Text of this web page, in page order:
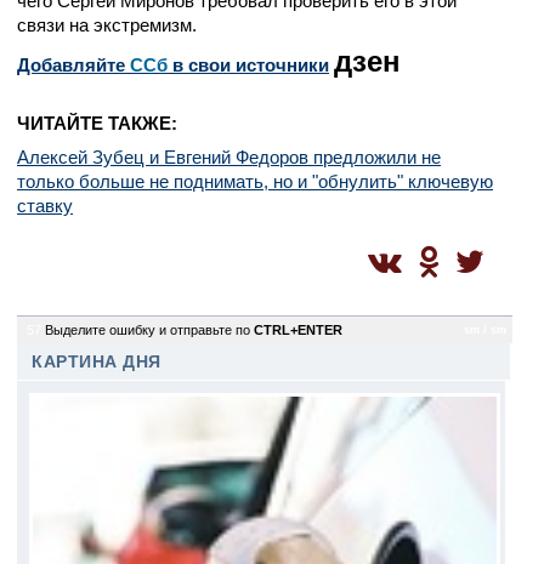
связи на экстремизм.
Добавляйте CСб в свои источники дзен
ЧИТАЙТЕ ТАКЖЕ:
Алексей Зубец и Евгений Федоров предложили не
только больше не поднимать, но и "обнулить" ключевую
ставку
Выделите ошибку и отправьте по CTRL+ENTER
КАРТИНА ДНЯ